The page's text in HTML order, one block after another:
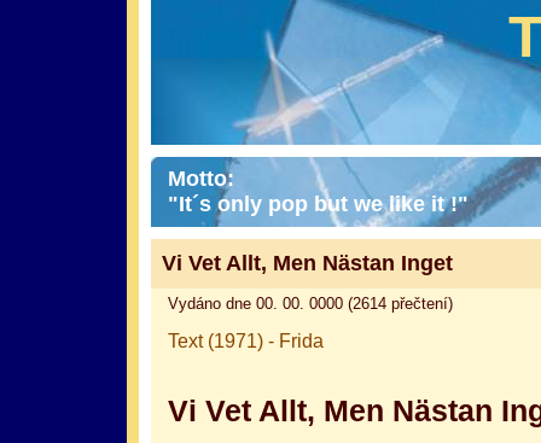
Motto:
"It´s only pop but we like it !"
Vi Vet Allt, Men Nästan Inget
Vydáno dne 00. 00. 0000 (2614 přečtení)
Text (1971) - Frida
Vi Vet Allt, Men Nästan